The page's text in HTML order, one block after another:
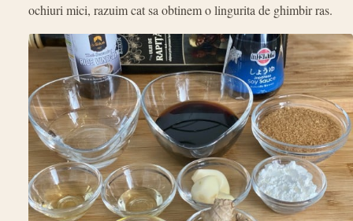
ochiuri mici, razuim cat sa obtinem o lingurita de ghimbir ras.